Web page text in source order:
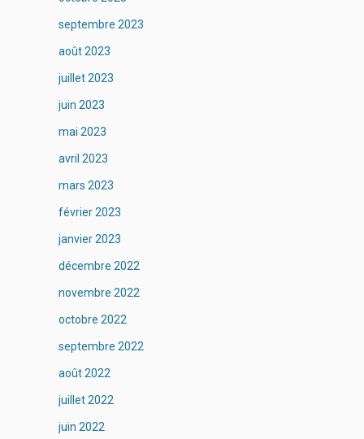
septembre 2023
août 2023
juillet 2023
juin 2023
mai 2023
avril 2023
mars 2023
février 2023
janvier 2023
décembre 2022
novembre 2022
octobre 2022
septembre 2022
août 2022
juillet 2022
juin 2022